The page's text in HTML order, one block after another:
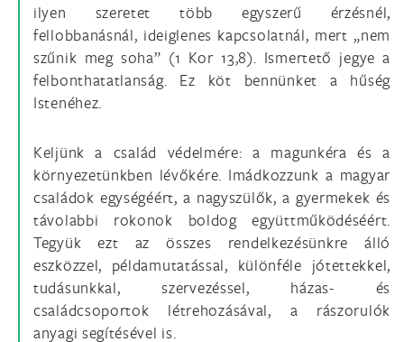
ilyen szeretet több egyszerű érzésnél,
fellobbanásnál, ideiglenes kapcsolatnál, mert „nem
szűnik meg soha” (1 Kor 13,8). Ismertető jegye a
felbonthatatlanság. Ez köt bennünket a hűség
Istenéhez.
Keljünk a család védelmére: a magunkéra és a
környezetünkben lévőkére. Imádkozzunk a magyar
családok egységéért, a nagyszülők, a gyermekek és
távolabbi rokonok boldog együttműködéséért.
Tegyük ezt az összes rendelkezésünkre álló
eszközzel, példamutatással, különféle jótettekkel,
tudásunkkal, szervezéssel, házas- és
családcsoportok létrehozásával, a rászorulók
anyagi segítésével is.